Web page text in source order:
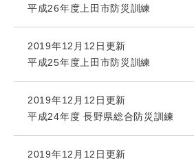
平成26年度上田市防災訓練
2019年12月12日更新
平成25年度上田市防災訓練
2019年12月12日更新
平成24年度 長野県総合防災訓練
2019年12月12日更新